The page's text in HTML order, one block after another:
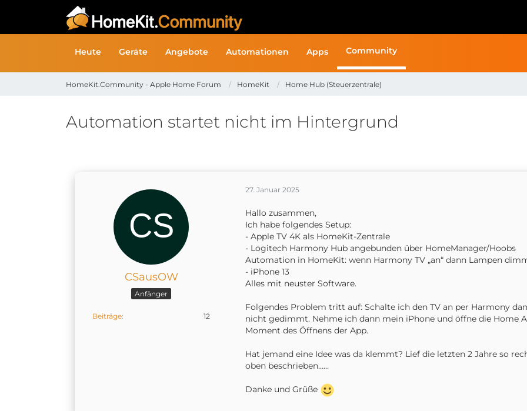
Heute Geräte Angebote Automationen Apps Community
HomeKit.Community - Apple Home Forum HomeKit Home Hub (Steuerzentrale)
Automation startet nicht im Hintergrund
CSausOW
Anfänger
Beiträge 12
27. Januar 2025
Hallo zusammen,
Ich habe folgendes Setup:
- Apple TV 4K als HomeKit-Zentrale
- Logitech Harmony Hub angebunden über HomeManager/Hoobs
Automation in HomeKit: wenn Harmony TV „an“ dann Lampen
- iPhone 13
Alles mit neuster Software.
Folgendes Problem tritt auf: Schalte ich den TV an per Harmony
nicht gedimmt. Nehme ich dann mein iPhone und öffne die Home
Moment des Öffnens der App.
Hat jemand eine Idee was da klemmt? Lief die letzten 2 Jahre so
oben beschrieben……
Danke und Grüße